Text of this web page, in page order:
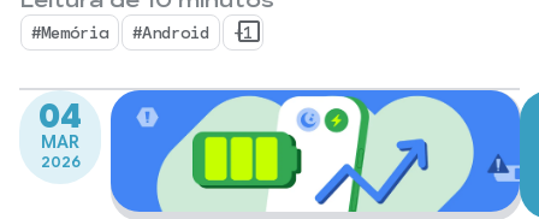
memória serve como a base silenciosa em que
essas métricas visíveis são criadas. Não é
segredo que estamos passando por uma
mudança em que a memória do dispositivo é mais
importante do que nunca.
#Memória #Android +1
04
MAR
2026